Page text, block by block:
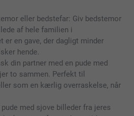
eller bedstefar: Giv bedstemor
af hele familien i
er en gave, der dagligt minder
hende.
din partner med en pude med
to sammen. Perfekt til
som en kærlig overraskelse, når
med sjove billeder fra jeres